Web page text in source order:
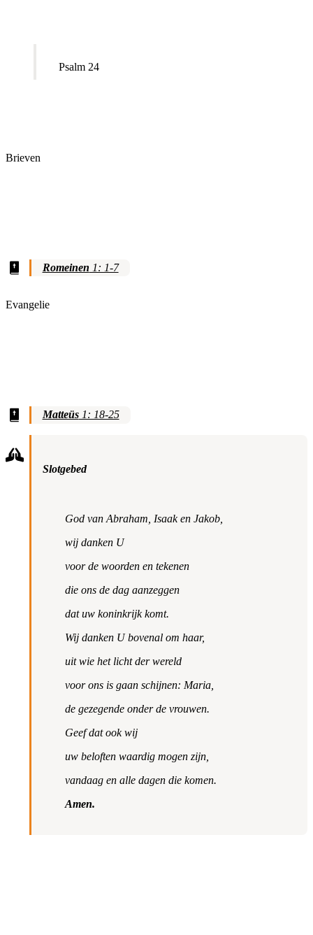
Psalm 24
Brieven
Romeinen 1: 1-7
Evangelie
Matteüs1: 18-25
Slotgebed
God van Abraham, Isaak en Jakob,
wij danken U
voor de woorden en tekenen
die ons de dag aanzeggen
dat uw koninkrijk komt.
Wij danken U bovenal om haar,
uit wie het licht der wereld
voor ons is gaan schijnen: Maria,
de gezegende onder de vrouwen.
Geef dat ook wij
uw beloften waardig mogen zijn,
vandaag en alle dagen die komen.
Amen.